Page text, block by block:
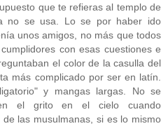
que te refieras al templo de
no se usa. Lo se por haber ido
unos amigos, no más que todos
con esas cuestiones e
el color de la casulla del
más complicado por ser en latín.
y mangas largas. No se
el grito en el cielo cuando
las musulmanas, si es lo mismo